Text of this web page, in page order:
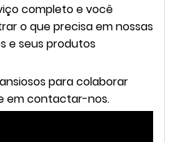
completo e você
o que precisa em nossas
e seus produtos
para colaborar
em contactar-nos.